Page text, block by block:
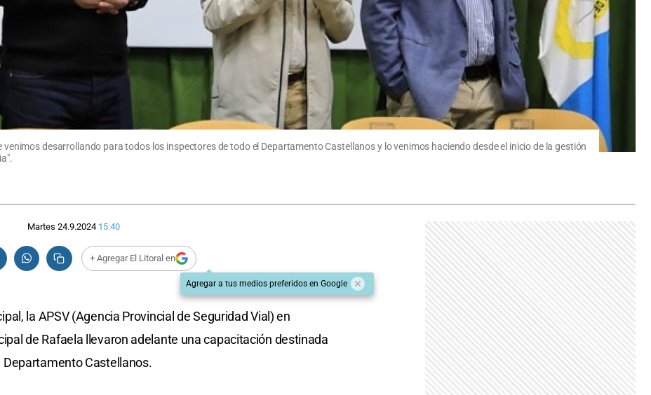
desarrollando para todos los inspectores de todo el Departamento Castellanos y lo venimos haciendo desde el inicio de la gestión
Martes 24.9.2024 15:40
+ Agregar El Litoral en
Agregar a tus medios preferidos en Google
la APSV (Agencia Provincial de Seguridad Vial) en
de Rafaela llevaron adelante una capacitación destinada
Castellanos.